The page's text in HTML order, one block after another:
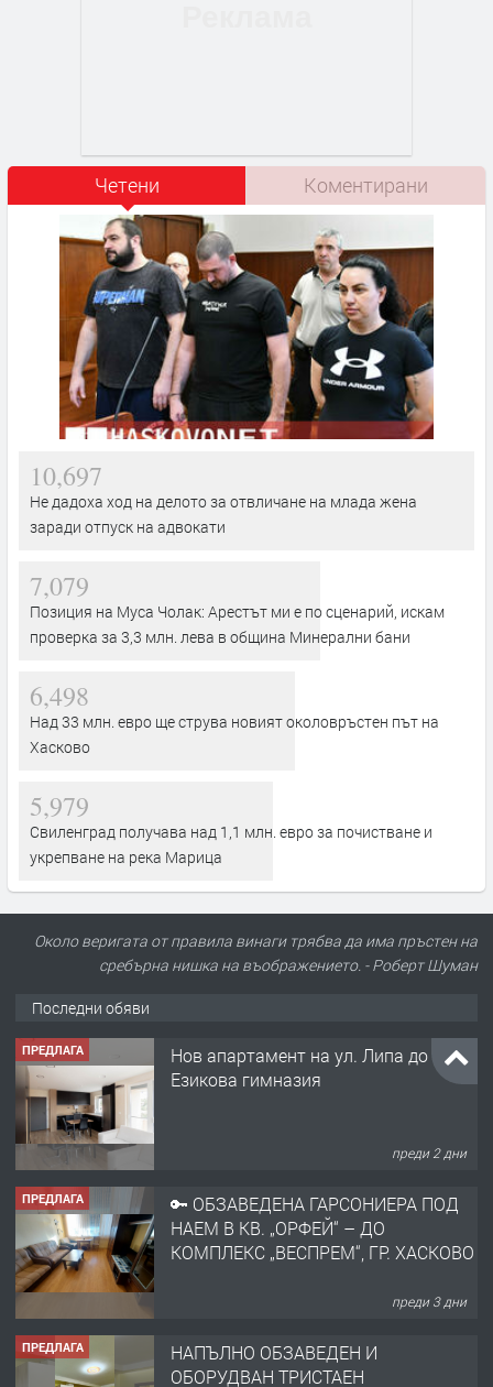
Четени Коментирани
10,697
Не дадоха ход на делото за отвличане на млада жена
заради отпуск на адвокати
7,079
Позиция на Муса Чолак: Арестът ми е по сценарий, искам
проверка за 3,3 млн. лева в община Минерални бани
6,498
Над 33 млн. евро ще струва новият околовръстен път на
Хасково
5,979
Свиленград получава над 1,1 млн. евро за почистване и
укрепване на река Марица
Около веригата от правила винаги трябва да има пръстен на
сребърна нишка на въображението. - Роберт Шуман
Последни обяви
ПРЕДЛАГА
Нов апартамент на ул. Липа до
Езикова гимназия
преди 2 дни
ПРЕДЛАГА
🔑 ОБЗАВЕДЕНА ГАРСОНИЕРА ПОД
НАЕМ В КВ. „ОРФЕЙ“ – ДО
КОМПЛЕКС „ВЕСПРЕМ“, ГР. ХАСКОВО
преди 3 дни
ПРЕДЛАГА
НАПЪЛНО ОБЗАВЕДЕН И
ОБОРУДВАН ТРИСТАЕН